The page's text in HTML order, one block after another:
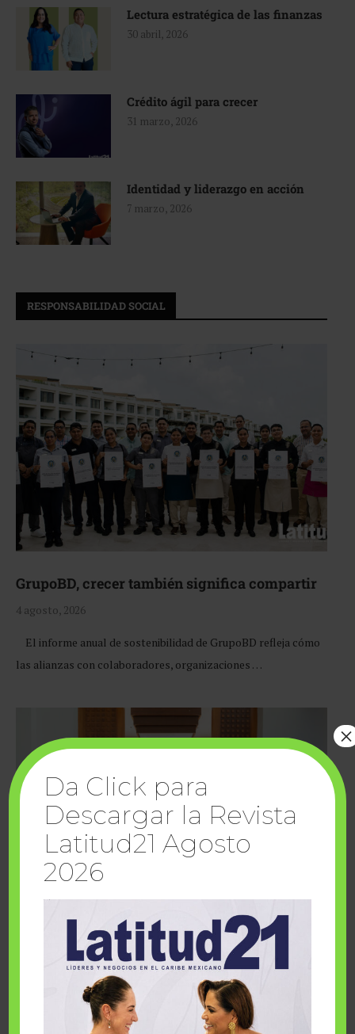
Lectura estratégica de las finanzas
30 abril, 2026
Crédito ágil para crecer
31 marzo, 2026
Identidad y liderazgo en acción
7 marzo, 2026
RESPONSABILIDAD SOCIAL
GrupoBD, crecer también significa compartir
4 agosto, 2026
El informe anual de sostenibilidad de GrupoBD refleja cómo
las alianzas con colaboradores, organizaciones …
Cuando la solidaridad inspira; cumplen
sueños Fairmont Mayakoba y Make-A-Wish
Da Click para
Descargar la Revista
Latitud21 Agosto
2026
×